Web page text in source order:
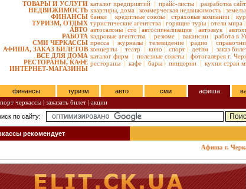
ТОВАРЫ И УСЛУГИ
НЕДВИЖИМОСТЬ
ФИНАНСЫ
ТУРИЗМ, ОТДЫХ
АВТО
РАБОТА
СМИ ЧЕРКАССЫ
АФИША, ЗАКАЗ БИЛЕТОВ
ВСЕ ДЛЯ ДОМА
РЕСТОРАНЫ, КАФЕ
ИНТЕРНЕТ-МАГАЗИНЫ
каталог предприятий | прайс-листы | разработка
квартиры, дома | коммерческая недвижимость |
банки | кредитные союзы | страховые компании |
туристические агентства | горящие туры | отели мира |
автосалоны | сто | автосигнализация | автозвук |
кадровые агентства | резюме | вакансии | работа в
пресса | журналы | телевидение | радио |
концерты | театр | кино | спорт | детям | заказ
каталог фирм | полезные советы | фотогалерея г.
рестораны | кафе | бары | пиццерии | кухни стран
финансы туризм авто сми афиша
черкассы | заказать билет | акции
по сайту:
рекомендует
Афиша г.